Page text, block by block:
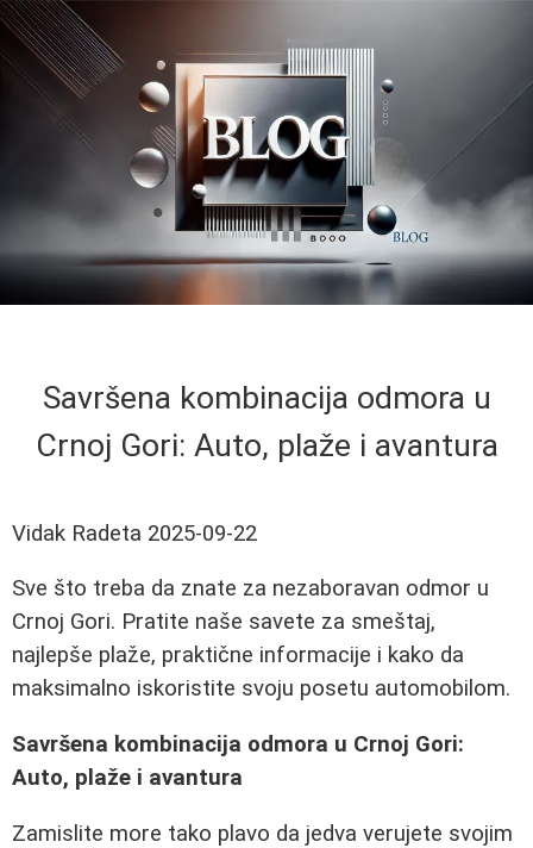
Savršena kombinacija odmora u
Crnoj Gori: Auto, plaže i avantura
Vidak Radeta 2025-09-22
Sve što treba da znate za nezaboravan odmor u
Crnoj Gori. Pratite naše savete za smeštaj,
najlepše plaže, praktične informacije i kako da
maksimalno iskoristite svoju posetu automobilom.
Savršena kombinacija odmora u Crnoj Gori:
Auto, plaže i avantura
Zamislite more tako plavo da jedva verujete svojim